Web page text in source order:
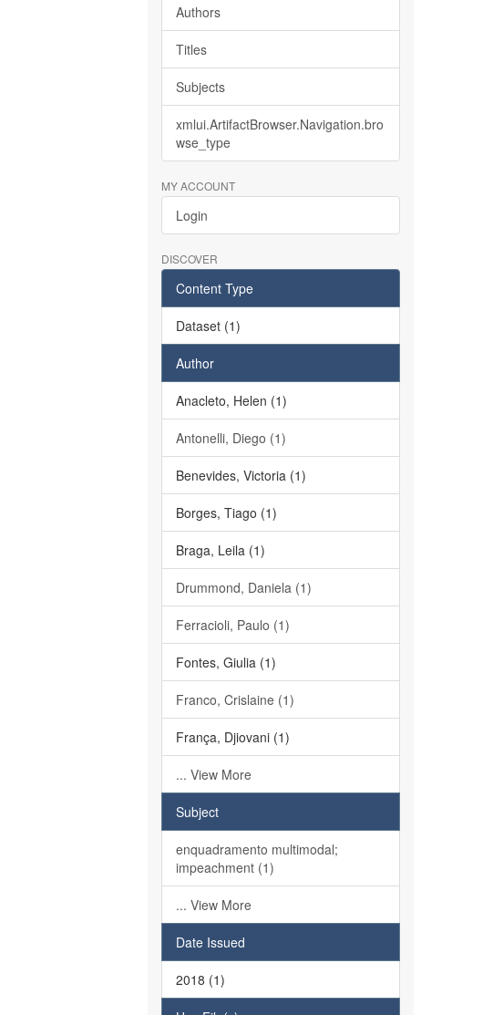
Authors
Titles
Subjects
xmlui.ArtifactBrowser.Navigation.bro
wse_type
MY ACCOUNT
Login
DISCOVER
Content Type
Dataset (1)
Author
Anacleto, Helen (1)
Antonelli, Diego (1)
Benevides, Victoria (1)
Borges, Tiago (1)
Braga, Leila (1)
Drummond, Daniela (1)
Ferracioli, Paulo (1)
Fontes, Giulia (1)
Franco, Crislaine (1)
França, Djiovani (1)
... View More
Subject
enquadramento multimodal;
impeachment (1)
... View More
Date Issued
2018 (1)